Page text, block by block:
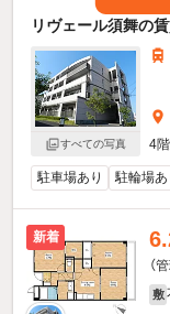
リヴェール須舞の
すべての写真
4
駐車場あり 駐輪場あ
新着
（
敷